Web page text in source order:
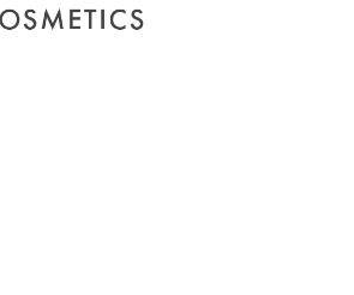
ラン5周年記念キャンペーンが9月